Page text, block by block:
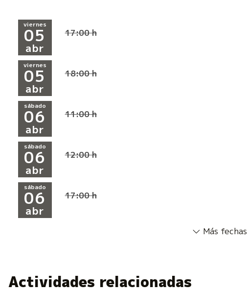
viernes
05
abr
17:00 h
viernes
05
abr
18:00 h
sábado
06
abr
11:00 h
sábado
06
abr
12:00 h
sábado
06
abr
17:00 h
Más fechas
Actividades relacionadas